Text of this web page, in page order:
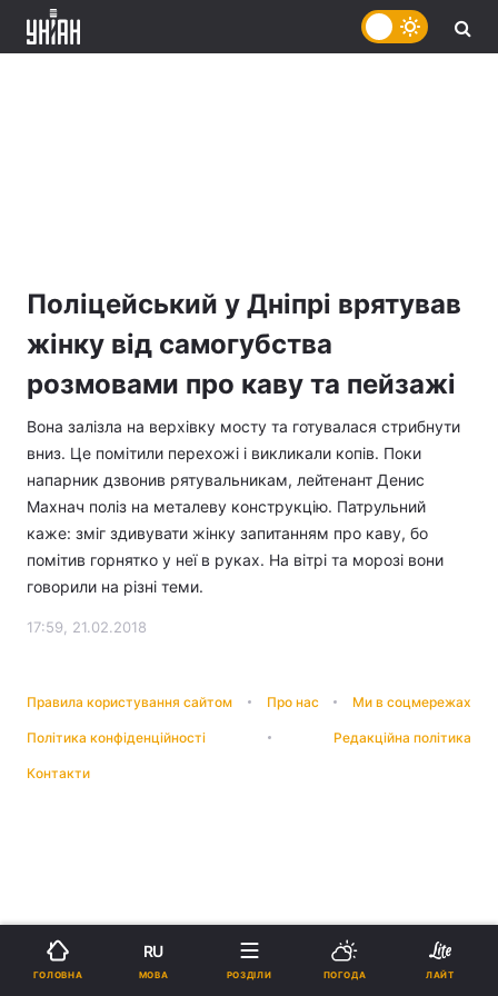
Поліцейський у Дніпрі врятував
жінку від самогубства
розмовами про каву та пейзажі
Вона залізла на верхівку мосту та готувалася стрибнути
вниз. Це помітили перехожі і викликали копів. Поки
напарник дзвонив рятувальникам, лейтенант Денис
Махнач поліз на металеву конструкцію. Патрульний
каже: зміг здивувати жінку запитанням про каву, бо
помітив горнятко у неї в руках. На вітрі та морозі вони
говорили на різні теми.
17:59, 21.02.2018
Правила користування сайтом Про нас Ми в соцмережах
Політика конфіденційності Редакційна політика
Контакти
ГОЛОВНА
RU
МОВА РОЗДІЛИ ПОГОДА ЛАЙТ